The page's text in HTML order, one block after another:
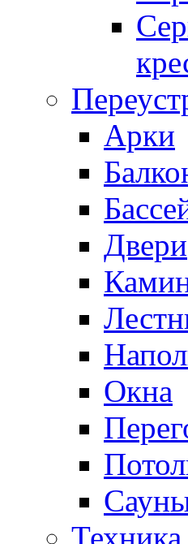
Арки
Двери
Окна